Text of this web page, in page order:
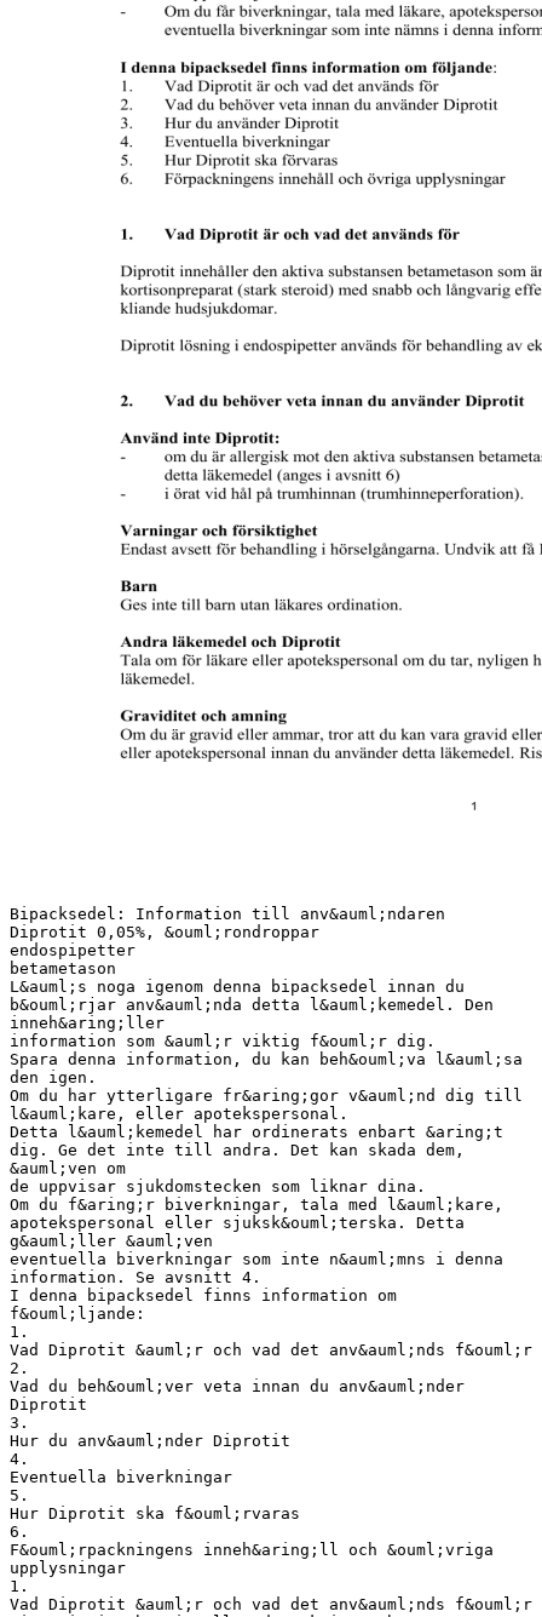
Bipacksedel: Information till anv&auml;ndaren
Diprotit 0,05%, &ouml;rondroppar
endospipetter
betametason
L&auml;s noga igenom denna bipacksedel innan du
b&ouml;rjar anv&auml;nda detta l&auml;kemedel. Den
inneh&aring;ller
information som &auml;r viktig f&ouml;r dig.
Spara denna information, du kan beh&ouml;va l&auml;sa
den igen.
Om du har ytterligare fr&aring;gor v&auml;nd dig till
l&auml;kare, eller apotekspersonal.
Detta l&auml;kemedel har ordinerats enbart &aring;t
dig. Ge det inte till andra. Det kan skada dem,
&auml;ven om
de uppvisar sjukdomstecken som liknar dina.
Om du f&aring;r biverkningar, tala med l&auml;kare,
apotekspersonal eller sjuksk&ouml;terska. Detta
g&auml;ller &auml;ven
eventuella biverkningar som inte n&auml;mns i denna
information. Se avsnitt 4.
I denna bipacksedel finns information om
f&ouml;ljande:
1.
Vad Diprotit &auml;r och vad det anv&auml;nds f&ouml;r
2.
Vad du beh&ouml;ver veta innan du anv&auml;nder
Diprotit
3.
Hur du anv&auml;nder Diprotit
4.
Eventuella biverkningar
5.
Hur Diprotit ska f&ouml;rvaras
6.
F&ouml;rpackningens inneh&aring;ll och &ouml;vriga
upplysningar
1.
Vad Diprotit &auml;r och vad det anv&auml;nds f&ouml;r